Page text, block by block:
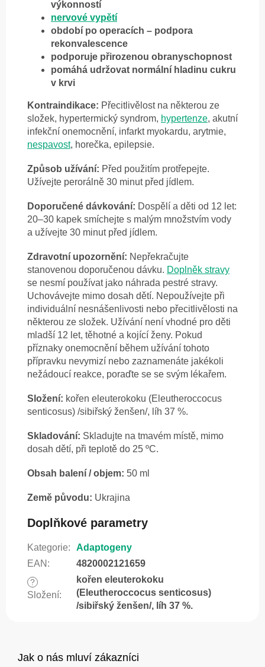
výkonností
nervové vypětí
období po operacích – podpora
rekonvalescence
podporuje přirozenou obranyschopnost
pomáhá udržovat normální hladinu cukru
v krvi
Kontraindikace: Přecitlivělost na některou ze
složek, hypertermický syndrom, hypertenze, akutní
infekční onemocnění, infarkt myokardu, arytmie,
nespavost, horečka, epilepsie.
Způsob užívání: Před použitím protřepejte.
Užívejte perorálně 30 minut před jídlem.
Doporučené dávkování: Dospělí a děti od 12 let:
20–30 kapek smíchejte s malým množstvím vody
a užívejte 30 minut před jídlem.
Zdravotní upozornění: Nepřekračujte
stanovenou doporučenou dávku. Doplněk stravy
se nesmí používat jako náhrada pestré stravy.
Uchovávejte mimo dosah dětí. Nepoužívejte při
individuální nesnášenlivosti nebo přecitlivělosti na
některou ze složek. Užívání není vhodné pro děti
mladší 12 let, těhotné a kojící ženy. Pokud
příznaky onemocnění během užívání tohoto
přípravku nevymizí nebo zaznamenáte jakékoli
nežádoucí reakce, poraďte se se svým lékařem.
Složení: kořen eleuterokoku (Eleutheroccocus
senticosus) /sibiřský ženšen/, líh 37 %.
Skladování: Skladujte na tmavém místě, mimo
dosah dětí, při teplotě do 25 ºC.
Obsah balení / objem: 50 ml
Země původu: Ukrajina
Doplňkové parametry
Kategorie:
Adaptogeny
EAN : 4820002121659
?
Složení:
kořen eleuterokoku
(Eleutheroccocus senticosus)
/sibiřský ženšen/, líh 37 %.